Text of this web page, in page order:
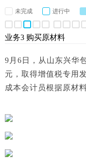
未完成 进行中
业务3 购买原材料
9月6日，从山东兴华
元，取得增值税专用
成本会计员根据原材